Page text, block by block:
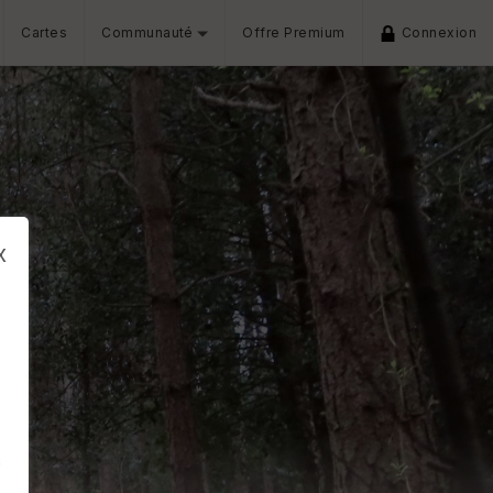
Cartes Communauté Offre Premium Connexion